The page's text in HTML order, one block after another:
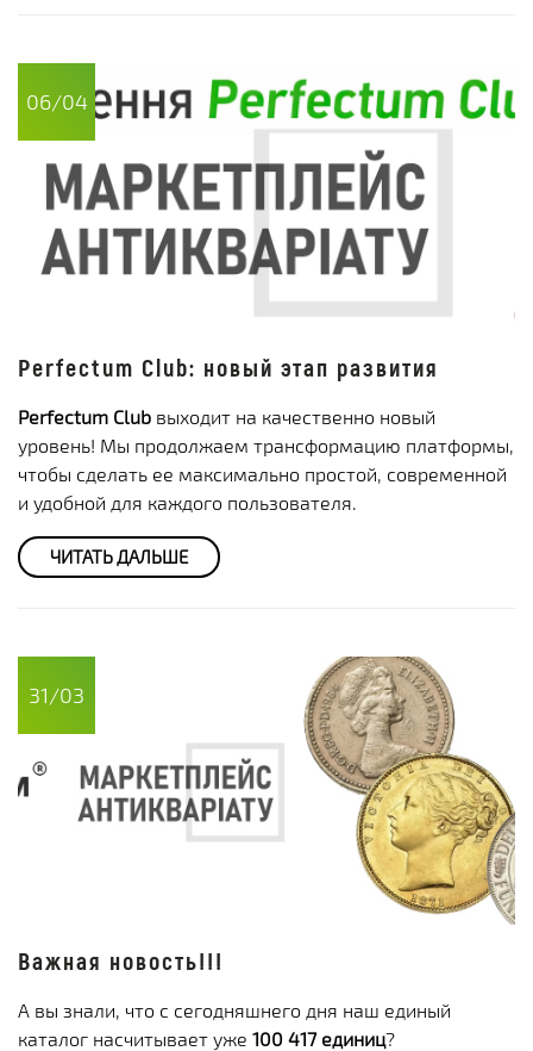
06/04
Perfectum Club: новый этап развития
Perfectum Club выходит на качественно новый
уровень! Мы продолжаем трансформацию платформы,
чтобы сделать ее максимально простой, современной
и удобной для каждого пользователя.
ЧИТАТЬ ДАЛЬШЕ
31/03
Важная новость!!!
А вы знали, что с сегодняшнего дня наш единый
каталог насчитывает уже 100 417 единиц?